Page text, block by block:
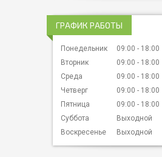
ГРАФИК РАБОТЫ
Понедельник 09:00
18:00
Вторник
09:00
18:00
Среда
09:00
18:00
Четверг
09:00
18:00
Пятница
09:00
18:00
Суббота
Выходной
Воскресенье
Выходной